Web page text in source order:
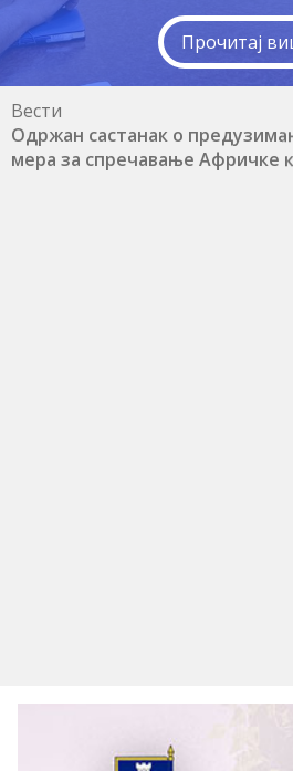
Прочитај
Вести
Одржан састанак о
мера за спречавање Афричке
Вести
Одржан састанак поводом
трансфер станице у Шопићу